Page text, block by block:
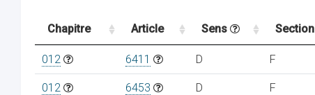
Chapitre Article Sens Section
012 6411 D F
012 6453 D F